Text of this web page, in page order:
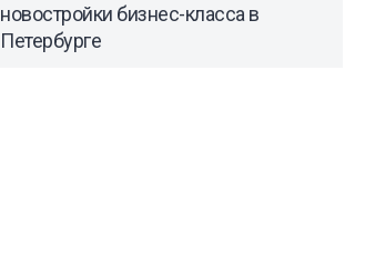
новостройки бизнес-класса в
Петербурге